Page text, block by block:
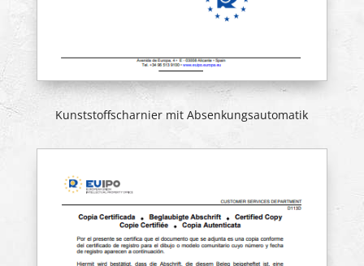
Kunststoffscharnier mit Absenkungsautomatik